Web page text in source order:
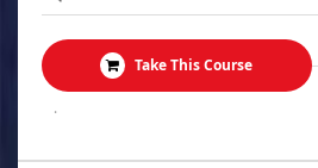
Take This Course
.